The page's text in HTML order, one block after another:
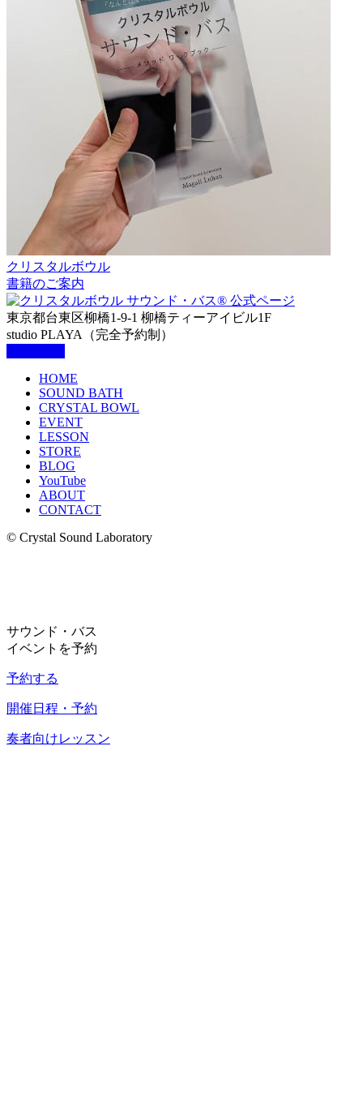
クリスタルボウル
書籍のご案内
東京都台東区柳橋1-9-1 柳橋ティーアイビル1F
studio PLAYA（完全予約制）
HOME
SOUND BATH
CRYSTAL BOWL
EVENT
LESSON
STORE
BLOG
YouTube
ABOUT
CONTACT
© Crystal Sound Laboratory
サウンド・バス
イベントを予約
予約する
開催日程・予約
奏者向けレッスン